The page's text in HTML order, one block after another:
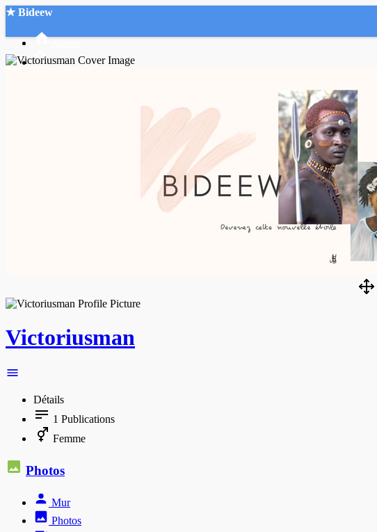
★ Bideew
Victoriusman
Détails
1 Publications
Femme
Photos
Mur
Photos